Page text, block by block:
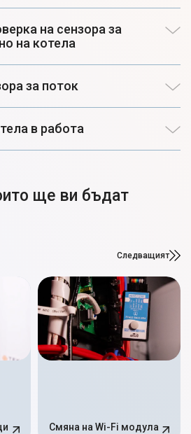
на сензора за
на котела
за поток
в работа
ще ви бъдат
Следващият
Смяна на Wi-Fi модула